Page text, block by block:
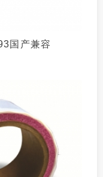
国产兼容